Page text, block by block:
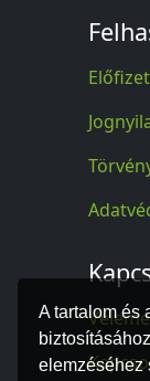
A tartalom és
elemzéséhez